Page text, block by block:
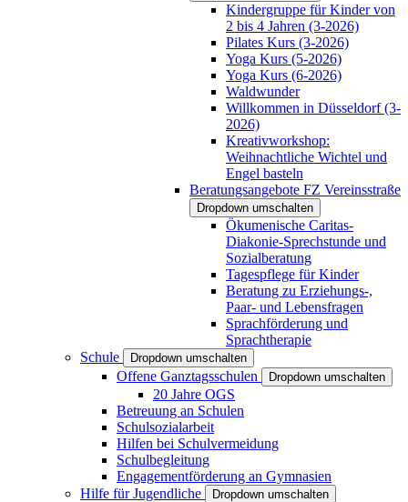
Kindergruppe für Kinder von
2 bis 4 Jahren (3-2026)
Pilates Kurs (3-2026)
Yoga Kurs (5-2026)
Yoga Kurs (6-2026)
Waldwunder
Willkommen in Düsseldorf (3-
2026)
Kreativworkshop:
Weihnachtliche Wichtel und
Engel basteln
Beratungsangebote FZ Vereinsstraße
Dropdown umschalten
Ökumenische Caritas-
Diakonie-Sprechstunde und
Sozialberatung
Tagespflege für Kinder
Beratung zu Erziehungs-,
Paar- und Lebensfragen
Sprachförderung und
Sprachtherapie
Schule
Dropdown umschalten
Offene Ganztagsschulen Dropdown umschalten
20 Jahre OGS
Betreuung an Schulen
Schulsozialarbeit
Hilfen bei Schulvermeidung
Schulbegleitung
Engagementförderung an Gymnasien
Hilfe für Jugendliche
Dropdown umschalten